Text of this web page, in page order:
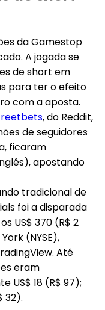
da Gamestop
A jogada se
de short em
para ter o efeito
com a aposta.
, do Reddit,
de seguidores
ficaram
apostando
tradicional de
foi a disparada
US$ 370 (R$ 2
(NYSE),
Até
eram
US$ 18 (R$ 97);
32).